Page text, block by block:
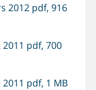
2012 pdf, 916
pdf, 700
pdf, 1 MB